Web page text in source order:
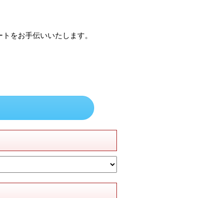
をお手伝いいたします。